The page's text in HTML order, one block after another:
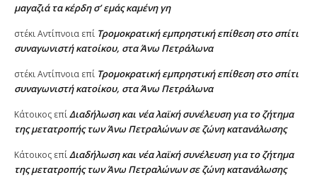
μαγαζιά τα κέρδη σ’ εμάς καμένη γη
στέκι Αντίπνοια επί Τρομοκρατική εμπρηστική επίθεση στο σπίτι
συναγωνιστή κατοίκου, στα Άνω Πετράλωνα
στέκι Αντίπνοια επί Τρομοκρατική εμπρηστική επίθεση στο σπίτι
συναγωνιστή κατοίκου, στα Άνω Πετράλωνα
Κάτοικος επίΔιαδήλωση και νέα λαϊκή συνέλευση για το ζήτημα
της μετατροπής των Άνω Πετραλώνων σε ζώνη κατανάλωσης
Κάτοικος επίΔιαδήλωση και νέα λαϊκή συνέλευση για το ζήτημα
της μετατροπής των Άνω Πετραλώνων σε ζώνη κατανάλωσης